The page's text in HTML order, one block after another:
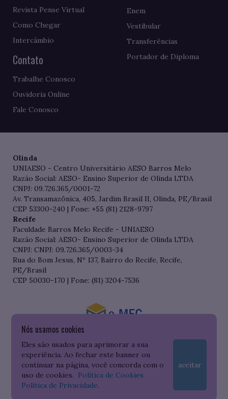
Nós usamos cookies
Eles são usados para aprimorar a sua
experiência. Ao fechar este banner ou
continuar na página, você concorda com o
uso de cookies. Política de Cookies
Política de Privacidade.
aceitar
Revista Pense Virtual
Como Chegar
Intercâmbio
Contato
Trabalhe Conosco
Ouvidoria Online
Fale Conosco
Enem
Vestibular
Transferências
Portador de Diploma
Olinda
UNIAESO - Centro Universitário AESO Barros Melo
Razão Social: AESO- Ensino Superior de Olinda LTDA
CNPJ: 09.726.365/0001-72
Av. Transamazônica, 405, Jardim Brasil II, Olinda, PE/Brasil
CEP 53300-240 | Fone: +55 (81) 2128-9797
Recife
Faculdade Barros Melo Recife - UNIAESO
Razão Social: AESO- Ensino Superior de Olinda LTDA
CNPJ: CNPJ: 09.726.365/0003-34
Rua do Bom Jesus, Nº 137, Bairro do Recife, Recife,
PE/Brasil
CEP 50030-170 | Fone: (81) 3204-7536
Consulte o cadastro da Instituição no Sistema do e-MEC